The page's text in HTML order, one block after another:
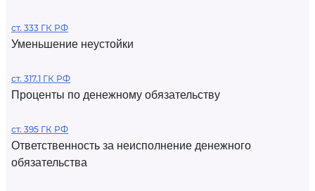
ст. 333 ГК РФ
Уменьшение неустойки
ст. 317.1 ГК РФ
Проценты по денежному обязательству
ст. 395 ГК РФ
Ответственность за неисполнение денежного
обязательства